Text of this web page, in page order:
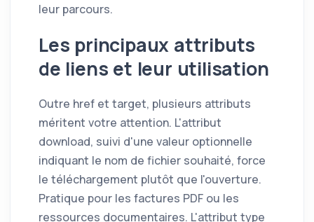
leur parcours.
Les principaux attributs
de liens et leur utilisation
Outre href et target, plusieurs attributs
méritent votre attention. L'attribut
download, suivi d'une valeur optionnelle
indiquant le nom de fichier souhaité, force
le téléchargement plutôt que l'ouverture.
Pratique pour les factures PDF ou les
ressources documentaires. L'attribut type